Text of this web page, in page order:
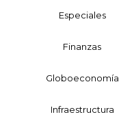
Especiales
Finanzas
Globoeconomía
Infraestructura